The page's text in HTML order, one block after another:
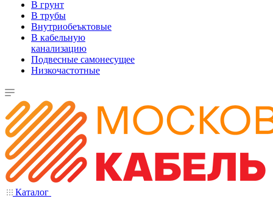
В грунт
В трубы
Внутриобеъктовые
В кабельную
канализацию
Подвесные самонесущее
Низкочастотные
Каталог